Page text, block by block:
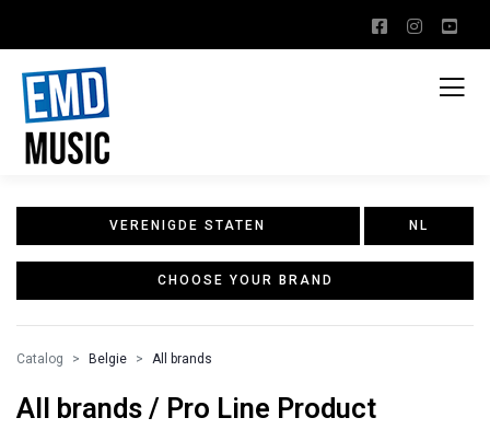
VERENIGDE STATEN NL
CHOOSE YOUR BRAND
Catalog Belgie All brands
All brands / Pro Line Product